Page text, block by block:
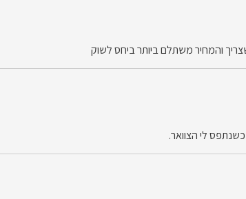
והמחיר משתלם ביותר ביחס לשוק
לי הצוואר.